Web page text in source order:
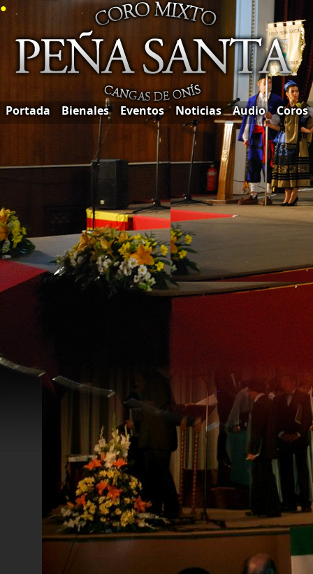
●
Portada Bienales Eventos Noticias Audio Coros